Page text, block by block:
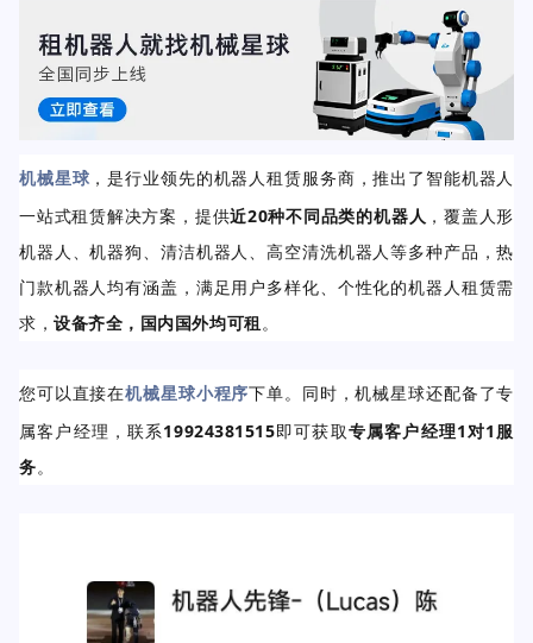
机械星球 ，是行业领先的机器人租赁服务商，推出了智能机器人
一站式租赁解决方案，提供近20种不同品类的机器人 ，覆盖人形
机器人、机器狗、清洁机器人、高空清洗机器人等多种产品，热
门款机器人均有涵盖，满足用户多样化、个性化的机器人租赁需
求，设备齐全，国内国外均可租。
您可以直接在机械星球小程序下单。同时，机械星球还配备了专
属客户经理，联系19924381515即可获取专属客户经理1对1服
务。